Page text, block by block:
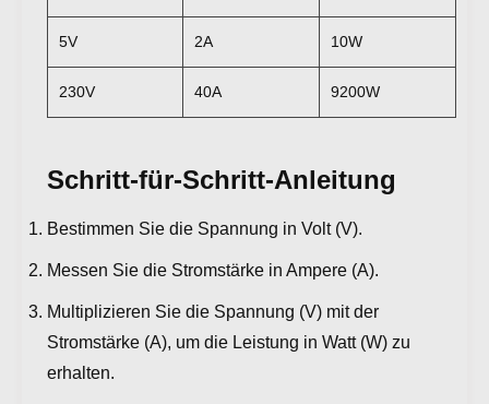
5V 2A 10W
230V 40A 9200W
Schritt-für-Schritt-Anleitung
Bestimmen Sie die Spannung in Volt (V).
Messen Sie die Stromstärke in Ampere (A).
Multiplizieren Sie die Spannung (V) mit der
Stromstärke (A), um die Leistung in Watt (W) zu
erhalten.